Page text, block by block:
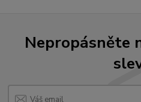
Nepropásněte